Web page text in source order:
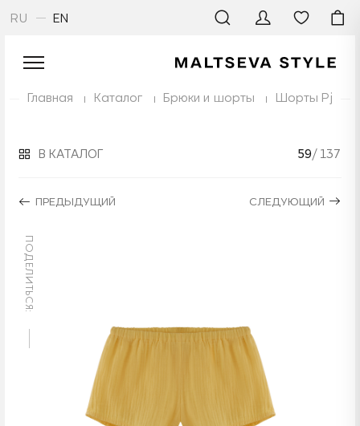
RU EN
Главная Каталог Брюки и шорты Шорты Pj
В КАТАЛОГ
ПРЕДЫДУЩИЙ
59/ 137
СЛЕДУЮЩИЙ
ПОДЕЛИТЬСЯ: